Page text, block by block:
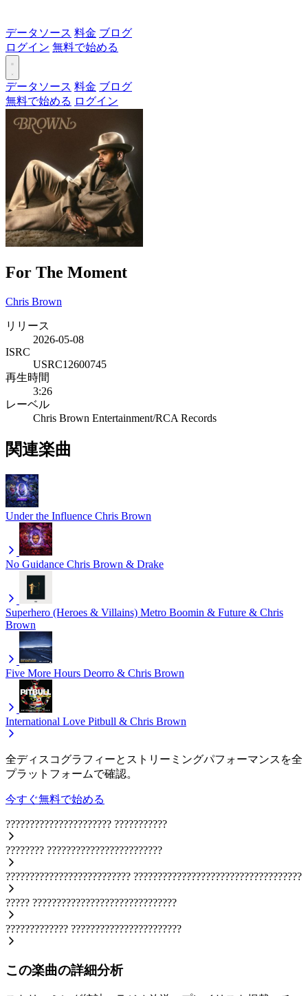
データソース 料金 ブログ
ログイン 無料で始める
データソース 料金 ブログ
無料で始める ログイン
For The Moment
Chris Brown
リリース
2026-05-08
ISRC
USRC12600745
再生時間
3:26
レーベル
Chris Brown Entertainment/RCA Records
関連楽曲
Under the Influence Chris Brown
No Guidance Chris Brown & Drake
Superhero (Heroes & Villains) Metro Boomin & Future & Chris
Brown
Five More Hours Deorro & Chris Brown
International Love Pitbull & Chris Brown
全ディスコグラフィーとストリーミングパフォーマンスを全
プラットフォームで確認。
今すぐ無料で始める
?????????????????????? ???????????
???????? ????????????????????????
?????????????????????????? ???????????????????????????????????
????? ??????????????????????????????
????????????? ???????????????????????
この楽曲の詳細分析